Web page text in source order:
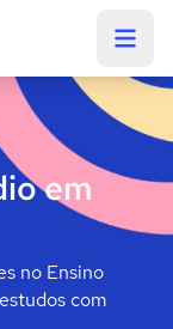
em
no Ensino
com